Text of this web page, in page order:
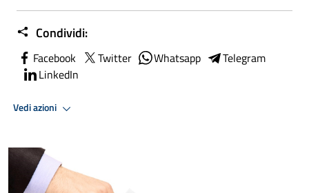
Condividi:
Facebook Twitter Whatsapp
Telegram
LinkedIn
Vedi azioni